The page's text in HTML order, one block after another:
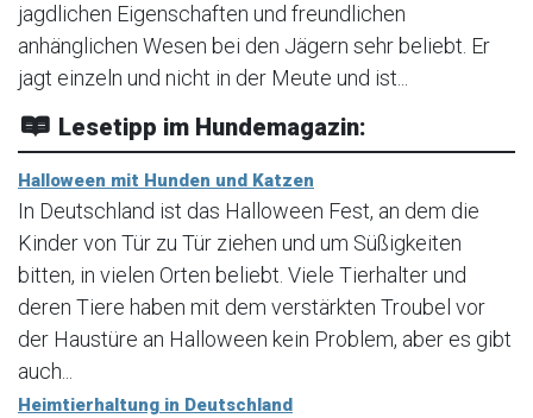
jagdlichen Eigenschaften und freundlichen
anhänglichen Wesen bei den Jägern sehr beliebt. Er
jagt einzeln und nicht in der Meute und ist...
Lesetipp im Hundemagazin:
Halloween mit Hunden und Katzen
In Deutschland ist das Halloween Fest, an dem die
Kinder von Tür zu Tür ziehen und um Süßigkeiten
bitten, in vielen Orten beliebt. Viele Tierhalter und
deren Tiere haben mit dem verstärkten Troubel vor
der Haustüre an Halloween kein Problem, aber es gibt
auch...
Heimtierhaltung in Deutschland